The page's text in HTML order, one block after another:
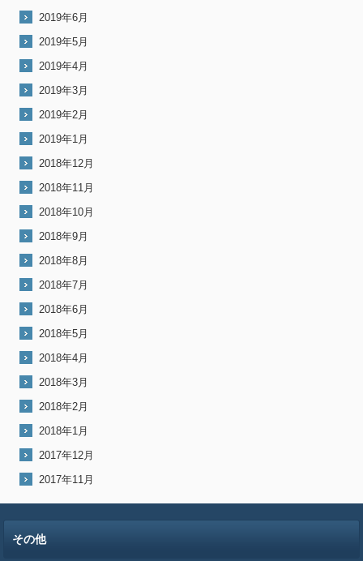
2019年6月
2019年5月
2019年4月
2019年3月
2019年2月
2019年1月
2018年12月
2018年11月
2018年10月
2018年9月
2018年8月
2018年7月
2018年6月
2018年5月
2018年4月
2018年3月
2018年2月
2018年1月
2017年12月
2017年11月
その他